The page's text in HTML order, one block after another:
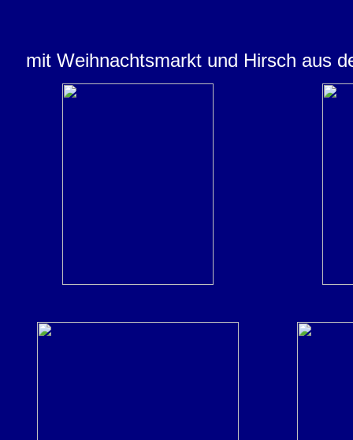
mit Weihnachtsmarkt und Hirsch aus